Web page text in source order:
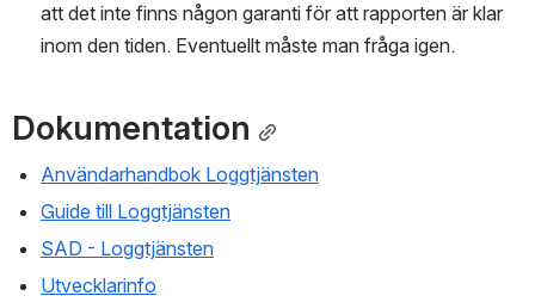
att det inte finns någon garanti för att rapporten är klar
inom den tiden. Eventuellt måste man fråga igen.
Dokumentation
Användarhandbok Loggtjänsten
Guide till Loggtjänsten
SAD - Loggtjänsten
Utvecklarinfo